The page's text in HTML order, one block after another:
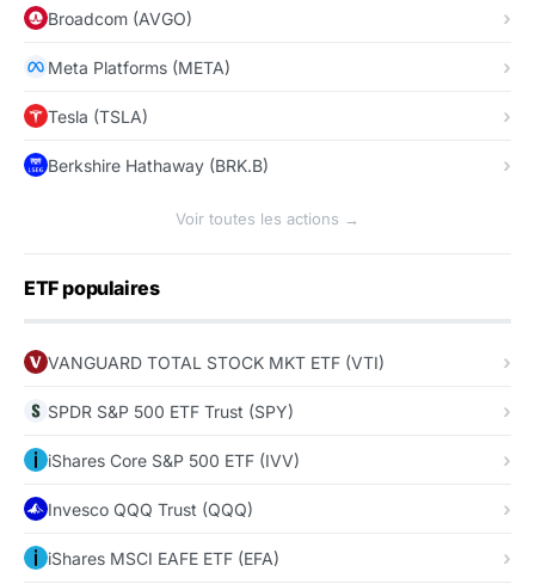
Broadcom (AVGO)
Meta Platforms (META)
Tesla (TSLA)
Berkshire Hathaway (BRK.B)
Voir toutes les actions →
ETF populaires
VANGUARD TOTAL STOCK MKT ETF (VTI)
SPDR S&P 500 ETF Trust (SPY)
iShares Core S&P 500 ETF (IVV)
Invesco QQQ Trust (QQQ)
iShares MSCI EAFE ETF (EFA)